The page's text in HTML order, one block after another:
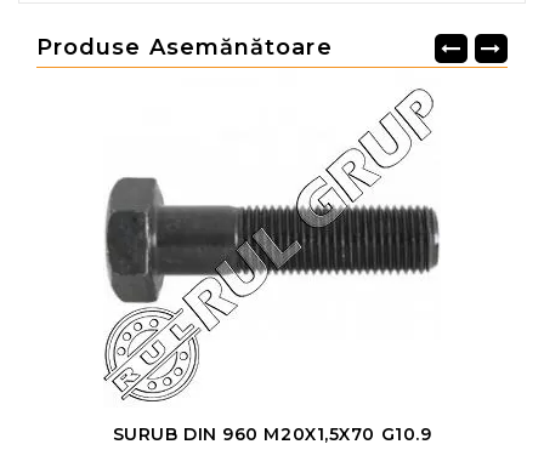
Produse Asemănătoare
SURUB DIN 960 M20X1,5X70 G10.9